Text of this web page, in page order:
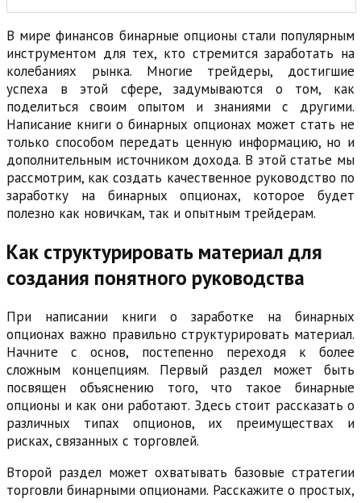
В мире финансов бинарные опционы стали популярным
инструментом для тех, кто стремится заработать на
колебаниях рынка. Многие трейдеры, достигшие
успеха в этой сфере, задумываются о том, как
поделиться своим опытом и знаниями с другими.
Написание книги о бинарных опционах может стать не
только способом передать ценную информацию, но и
дополнительным источником дохода. В этой статье мы
рассмотрим, как создать качественное руководство по
заработку на бинарных опционах, которое будет
полезно как новичкам, так и опытным трейдерам.
Как структурировать материал для
создания понятного руководства
При написании книги о заработке на бинарных
опционах важно правильно структурировать материал.
Начните с основ, постепенно переходя к более
сложным концепциям. Первый раздел может быть
посвящен объяснению того, что такое бинарные
опционы и как они работают. Здесь стоит рассказать о
различных типах опционов, их преимуществах и
рисках, связанных с торговлей.
Второй раздел может охватывать базовые стратегии
торговли бинарными опционами. Расскажите о простых,